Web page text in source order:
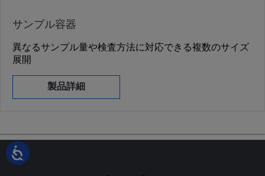
サンプル容器
異なるサンプル量や検査方法に対応できる複数のサイズ
展開
製品詳細